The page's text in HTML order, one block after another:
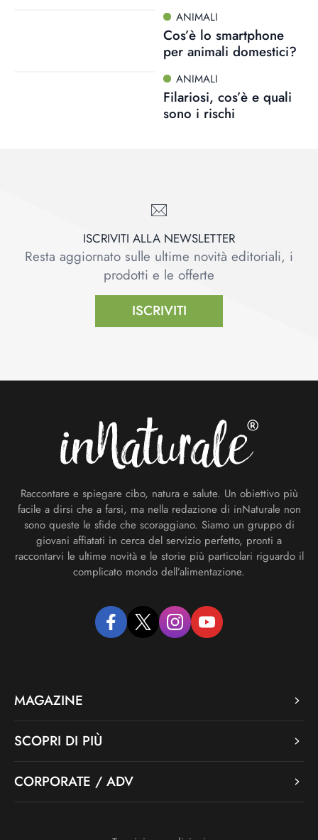
ANIMALI
Cos’è lo smartphone
per animali domestici?
ANIMALI
Filariosi, cos’è e quali
sono i rischi
ISCRIVITI ALLA NEWSLETTER
Resta aggiornato sulle ultime novità editoriali, i
prodotti e le offerte
ISCRIVITI
Raccontare e spiegare cibo, natura e salute. Un obiettivo più
facile a dirsi che a farsi, ma nella redazione di inNaturale non
sono queste le sfide che scoraggiano. Siamo un gruppo di
giovani affiatati in cerca del servizio perfetto, pronti a
raccontarvi le ultime novità e le storie più particolari riguardo il
complicato mondo dell’alimentazione.
facebooktwitter instagramyoutube
MAGAZINE
SCOPRI DI PIÙ
CORPORATE / ADV